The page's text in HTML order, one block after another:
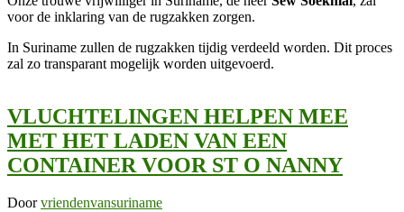
voor de inklaring van de rugzakken zorgen.
In Suriname zullen de rugzakken tijdig verdeeld worden. Dit proces
zal zo transparant mogelijk worden uitgevoerd.
VLUCHTELINGEN HELPEN MEE
MET HET LADEN VAN EEN
CONTAINER VOOR ST O NANNY
Doorvriendenvansuriname